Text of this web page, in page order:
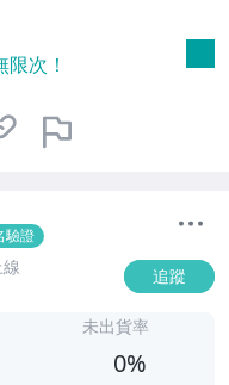
次！
驗證
追蹤
未出貨率
0%